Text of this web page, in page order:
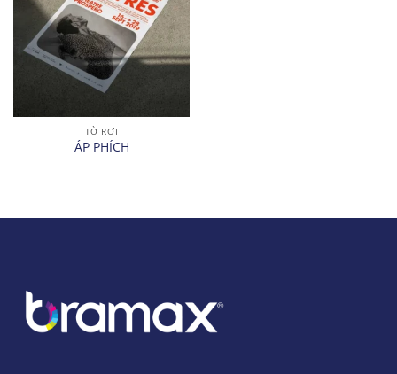
TỜ RƠI
ÁP PHÍCH